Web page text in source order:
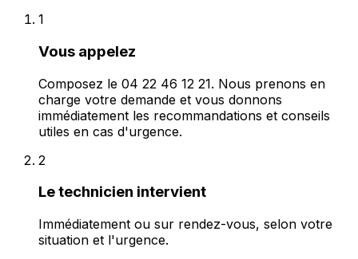
1
Vous appelez
Composez le 04 22 46 12 21. Nous prenons en
charge votre demande et vous donnons
immédiatement les recommandations et conseils
utiles en cas d'urgence.
2
Le technicien intervient
Immédiatement ou sur rendez-vous, selon votre
situation et l'urgence.